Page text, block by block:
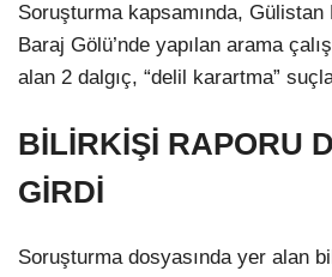
Soruşturma kapsamında, Gülistan
Baraj Gölü’nde yapılan arama
alan 2 dalgıç, “delil karartma”
BİLİRKİŞİ RAPORU
GİRDİ
Soruşturma dosyasında yer alan